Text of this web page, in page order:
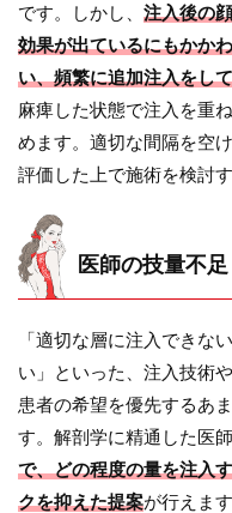
です。しかし、 注入後の
効果が出ているにもかか
い、頻繁に追加注入をし
麻痺した状態で注入を重
めます。適切な間隔を空
評価した上で施術を検討
医師の技量不足
「適切な層に注入できな
い」といった、注入技術
患者の希望を優先するあ
す。解剖学に精通した医師
で、どの程度の量を注入
クを抑えた提案が行えま